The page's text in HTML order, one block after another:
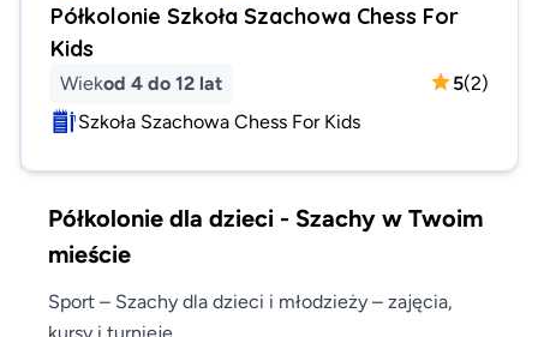
Półkolonie Szkoła Szachowa Chess For
Kids
Wiekod 4 do 12 lat 5(2)
Szkoła Szachowa Chess For Kids
Półkolonie dla dzieci - Szachy w Twoim
mieście
Sport – Szachy dla dzieci i młodzieży – zajęcia,
kursy i turnieje